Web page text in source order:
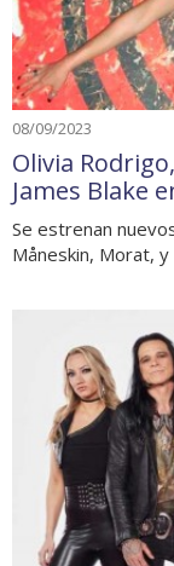
08/09/2023
Olivia
James Blake
Se estrenan
Måneskin, Morat,